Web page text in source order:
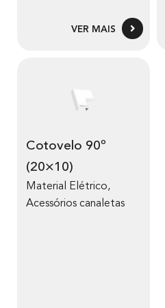
VER MAIS
Cotovelo 90º
(20×10)
Material Elétrico,
Acessórios canaletas